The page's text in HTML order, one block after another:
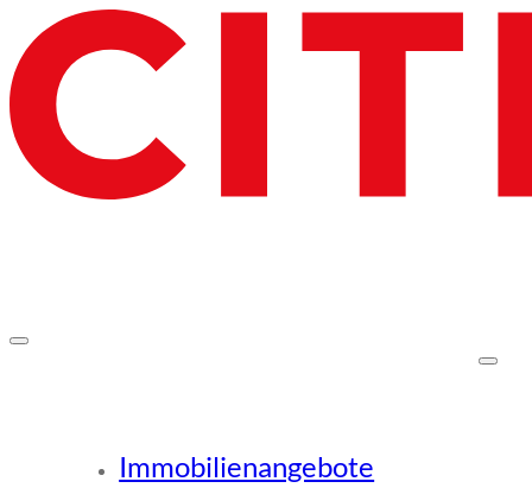
Immobilienangebote